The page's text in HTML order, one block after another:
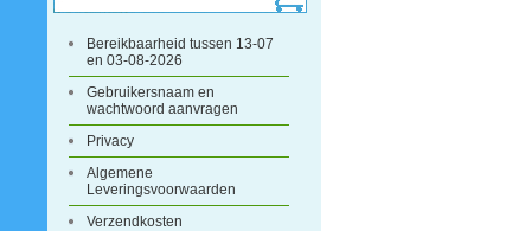
Bereikbaarheid tussen 13-07
en 03-08-2026
Gebruikersnaam en
wachtwoord aanvragen
Privacy
Algemene
Leveringsvoorwaarden
Verzendkosten